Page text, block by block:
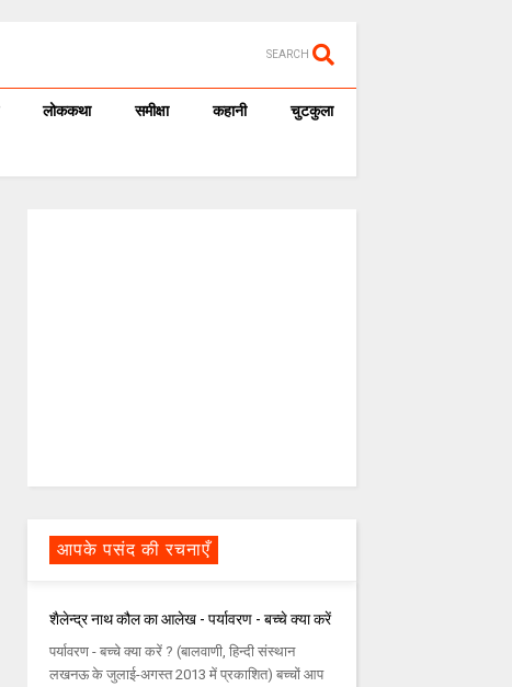
SEARCH
लोककथा समीक्षा कहानी चुटकुला
आपके पसंद की रचनाएँ
शैलेन्‍द्र नाथ कौल का आलेख - पर्यावरण - बच्‍चे क्‍या करें
पर्यावरण - बच्‍चे क्‍या करें ? (बालवाणी, हिन्‍दी संस्‍थान
लखनऊ के जुलाई-अगस्‍त 2013 में प्रकाशित) बच्‍चों आप